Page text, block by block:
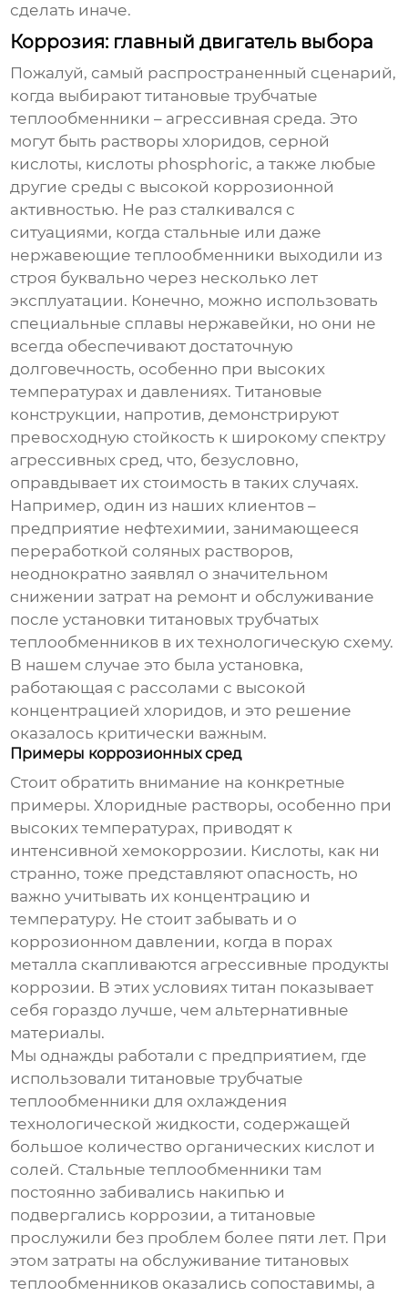
сделать иначе.
Коррозия: главный двигатель выбора
Пожалуй, самый распространенный сценарий,
когда выбираюттитановые трубчатые
теплообменники – агрессивная среда. Это
могут быть растворы хлоридов, серной
кислоты, кислоты phosphoric, а также любые
другие среды с высокой коррозионной
активностью. Не раз сталкивался с
ситуациями, когда стальные или даже
нержавеющие теплообменники выходили из
строя буквально через несколько лет
эксплуатации. Конечно, можно использовать
специальные сплавы нержавейки, но они не
всегда обеспечивают достаточную
долговечность, особенно при высоких
температурах и давлениях. Титановые
конструкции, напротив, демонстрируют
превосходную стойкость к широкому спектру
агрессивных сред, что, безусловно,
оправдывает их стоимость в таких случаях.
Например, один из наших клиентов –
предприятие нефтехимии, занимающееся
переработкой соляных растворов,
неоднократно заявлял о значительном
снижении затрат на ремонт и обслуживание
после установкититановых трубчатых
теплообменников в их технологическую схему.
В нашем случае это была установка,
работающая с рассолами с высокой
концентрацией хлоридов, и это решение
оказалось критически важным.
Примеры коррозионных сред
Стоит обратить внимание на конкретные
примеры. Хлоридные растворы, особенно при
высоких температурах, приводят к
интенсивной хемокоррозии. Кислоты, как ни
странно, тоже представляют опасность, но
важно учитывать их концентрацию и
температуру. Не стоит забывать и о
коррозионном давлении, когда в порах
металла скапливаются агрессивные продукты
коррозии. В этих условиях титан показывает
себя гораздо лучше, чем альтернативные
материалы.
Мы однажды работали с предприятием, где
использовалититановые трубчатые
теплообменники для охлаждения
технологической жидкости, содержащей
большое количество органических кислот и
солей. Стальные теплообменники там
постоянно забивались накипью и
подвергались коррозии, а титановые
прослужили без проблем более пяти лет. При
этом затраты на обслуживание титановых
теплообменников оказались сопоставимы, а